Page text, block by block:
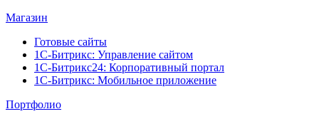
Магазин
Готовые сайты
1С-Битрикс: Управление сайтом
1С-Битрикс24: Корпоративный портал
1С-Битрикс: Мобильное приложение
Портфолио